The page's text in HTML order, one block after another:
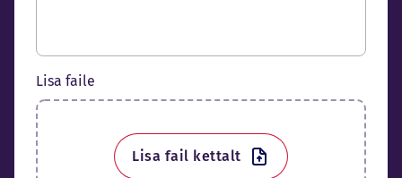
Lisa faile
Lisa fail kettalt